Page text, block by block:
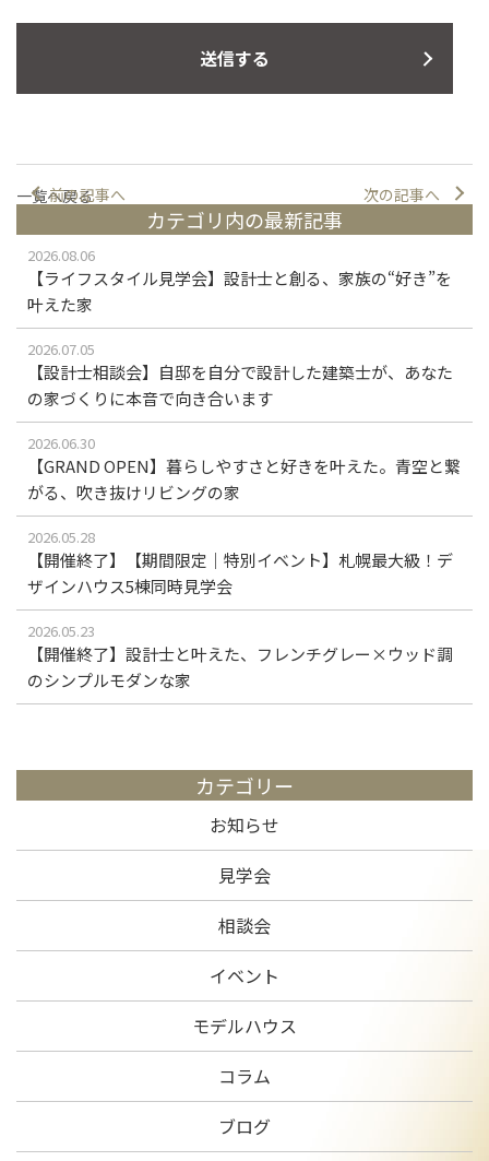
前の記事へ 次の記事へ
一覧へ戻る
カテゴリ内の最新記事
2026.08.06
【ライフスタイル見学会】設計士と創る、家族の“好き”を
叶えた家
2026.07.05
【設計士相談会】自邸を自分で設計した建築士が、あなた
の家づくりに本音で向き合います
2026.06.30
【GRAND OPEN】暮らしやすさと好きを叶えた。青空と繋
がる、吹き抜けリビングの家
2026.05.28
【開催終了】【期間限定｜特別イベント】札幌最大級！デ
ザインハウス5棟同時見学会
2026.05.23
【開催終了】設計士と叶えた、フレンチグレー×ウッド調
のシンプルモダンな家
カテゴリー
お知らせ
見学会
相談会
イベント
モデルハウス
コラム
ブログ